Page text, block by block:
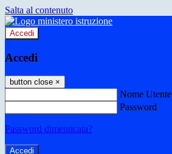
Salta al contenuto
Accedi
Accedi
button close ×
Nome Utente
Password
Password dimenticata?